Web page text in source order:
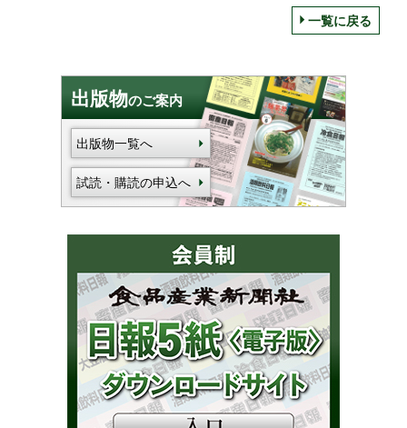
一覧に戻る
出版物のご案内
出版物一覧へ
試読・購読の申込へ